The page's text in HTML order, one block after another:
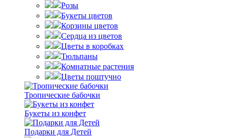
Розы
Букеты цветов
Корзины цветов
Сердца из цветов
Цветы в коробках
Тюльпаны
Комнатные растения
Цветы поштучно
Тропические бабочки
Букеты из конфет
Подарки для Детей